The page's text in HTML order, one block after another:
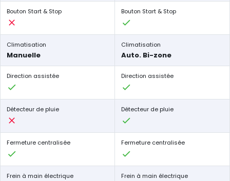
Bouton Start & Stop Bouton Start & Stop
Climatisation
Manuelle
Climatisation
Auto. Bi-zone
Direction assistée Direction assistée
Détecteur de pluie Détecteur de pluie
Fermeture centralisée Fermeture centralisée
Frein à main électrique Frein à main électrique